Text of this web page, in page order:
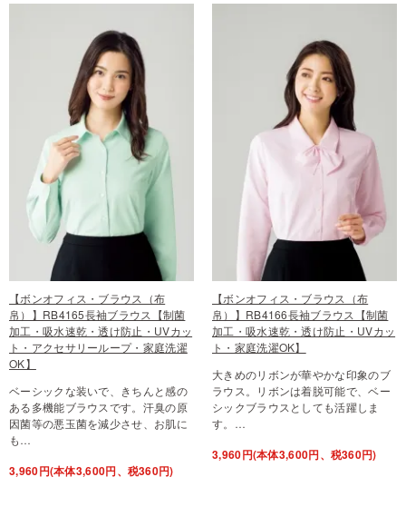
【ボンオフィス・ブラウス（布
帛）】RB4165長袖ブラウス【制菌
加工・吸水速乾・透け防止・UVカッ
ト・アクセサリーループ・家庭洗濯
OK】
ベーシックな装いで、きちんと感の
ある多機能ブラウスです。汗臭の原
因菌等の悪玉菌を減少させ、お肌に
も…
3,960円(本体3,600円、税360円)
【ボンオフィス・ブラウス（布
帛）】RB4166長袖ブラウス【制菌
加工・吸水速乾・透け防止・UVカッ
ト・家庭洗濯OK】
大きめのリボンが華やかな印象のブ
ラウス。リボンは着脱可能で、ベー
シックブラウスとしても活躍しま
す。…
3,960円(本体3,600円、税360円)